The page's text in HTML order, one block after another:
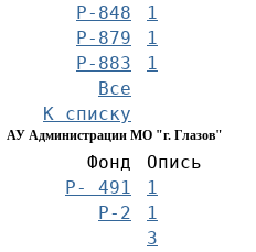
Р-848
1
Р-879
1
Р-883
1
Все
К списку
АУ Администрации МО "г. Глазов"
Фонд
Опись
Р- 491
1
Р-2
1
3